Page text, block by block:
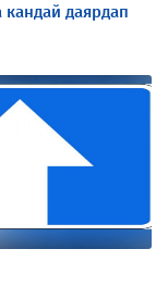
даярдап